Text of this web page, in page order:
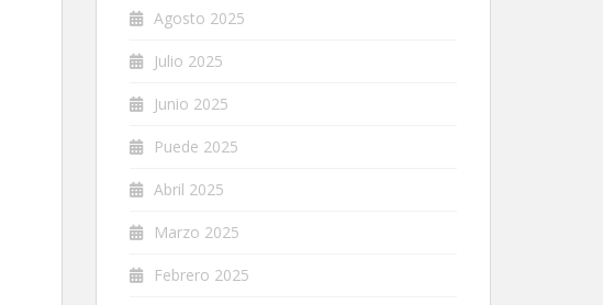
Agosto 2025
Julio 2025
Junio 2025
Puede 2025
Abril 2025
Marzo 2025
Febrero 2025